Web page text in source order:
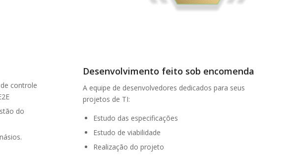
controle
do
Desenvolvimento feito sob encomenda
A equipe de desenvolvedores dedicados para seus
projetos de TI:
Estudo das especificações
Estudo de viabilidade
Realização do projeto